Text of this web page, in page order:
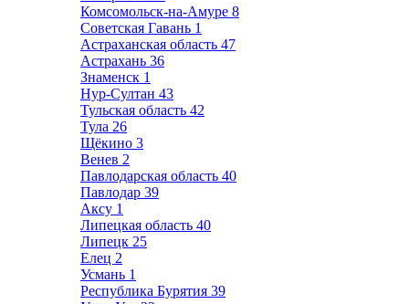
Комсомольск-на-Амуре 8
Советская Гавань 1
Астраханская область 47
Астрахань 36
Знаменск 1
Нур-Султан 43
Тульская область 42
Тула 26
Щёкино 3
Венев 2
Павлодарская область 40
Павлодар 39
Аксу 1
Липецкая область 40
Липецк 25
Елец 2
Усмань 1
Республика Бурятия 39